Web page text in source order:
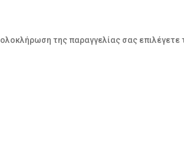
ολοκλήρωση της παραγγελίας σας